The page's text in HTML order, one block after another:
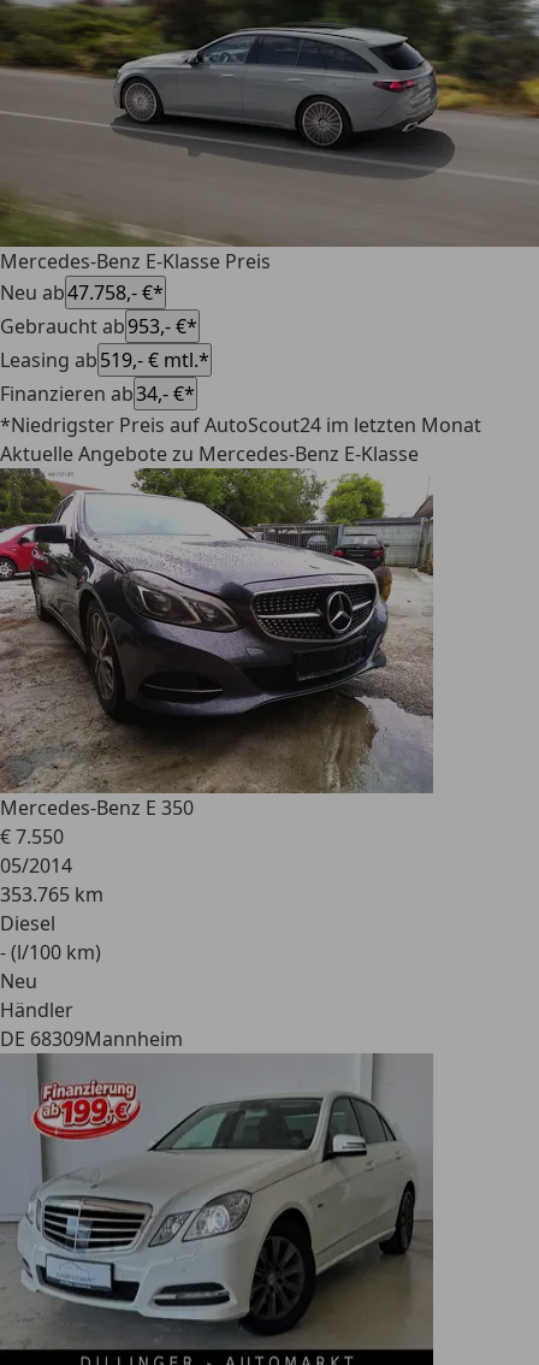
Mercedes-Benz E-Klasse Preis
Neu ab47.758,- €*
Gebraucht ab953,- €*
Leasing ab519,- € mtl.*
Finanzieren ab34,- €*
*Niedrigster Preis auf AutoScout24 im letzten Monat
Aktuelle Angebote zu Mercedes-Benz E-Klasse
Mercedes-Benz E 350
€ 7.550
05/2014
353.765 km
Diesel
- (l/100 km)
Neu
Händler
DE 68309Mannheim